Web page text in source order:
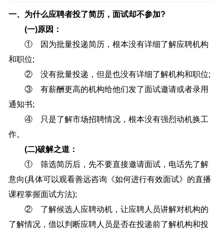
一、为什么应聘者投了简历，面试却不参加?
(一)原因：
① 因为批量投递简历，根本没有详细了解应聘机构
和职位;
② 没有批量投递，但是也没有详细了解机构和职位;
③ 有薪酬更高的机构给他们发了面试邀请或者录用
通知书;
④ 只是了解市场招聘情况，根本没有强烈动机换工
作。
(二)破解之道：
① 筛选简历后，先不要直接邀请面试，电话先了解
意向(具体可以观看善远咨询《如何进行有效面试》的直播
课程掌握面试方法);
② 了解候选人应聘动机，让应聘人员讲解对机构的
了解情况，借以判断应聘人员是否在投递前了解机构和投